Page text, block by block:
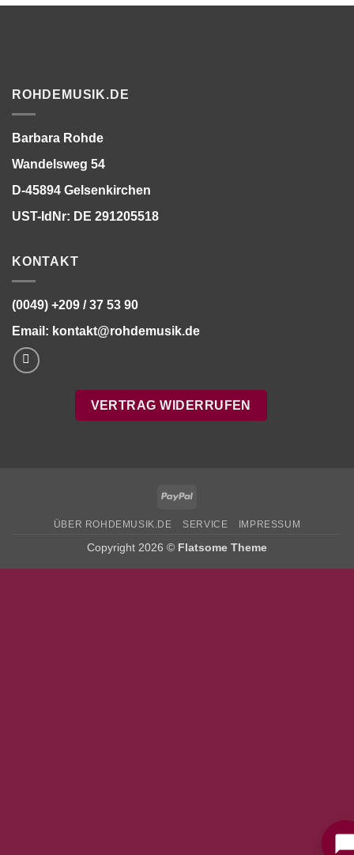
ROHDEMUSIK.DE
Barbara Rohde
Wandelsweg 54
D-45894 Gelsenkirchen
UST-IdNr: DE 291205518
KONTAKT
(0049) +209 / 37 53 90
Email: kontakt@rohdemusik.de
VERTRAG WIDERRUFEN
PayPal
ÜBER ROHDEMUSIK.DE SERVICE IMPRESSUM
Copyright 2026 © Flatsome Theme